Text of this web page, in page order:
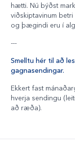
hætti. Nú býðst
viðskiptavinum
og þægindi eru í
---
Smelltu hér til að
gagnasendingar.
Ekkert fast
hverja sendingu
að ræða).